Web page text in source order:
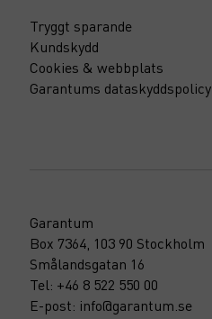
Tryggt sparande
Kundskydd
Cookies & webbplats
Garantums dataskyddspolicy
Garantum
Box 7364, 103 90 Stockholm
Smålandsgatan 16
Tel: +46 8 522 550 00
E-post: info@garantum.se